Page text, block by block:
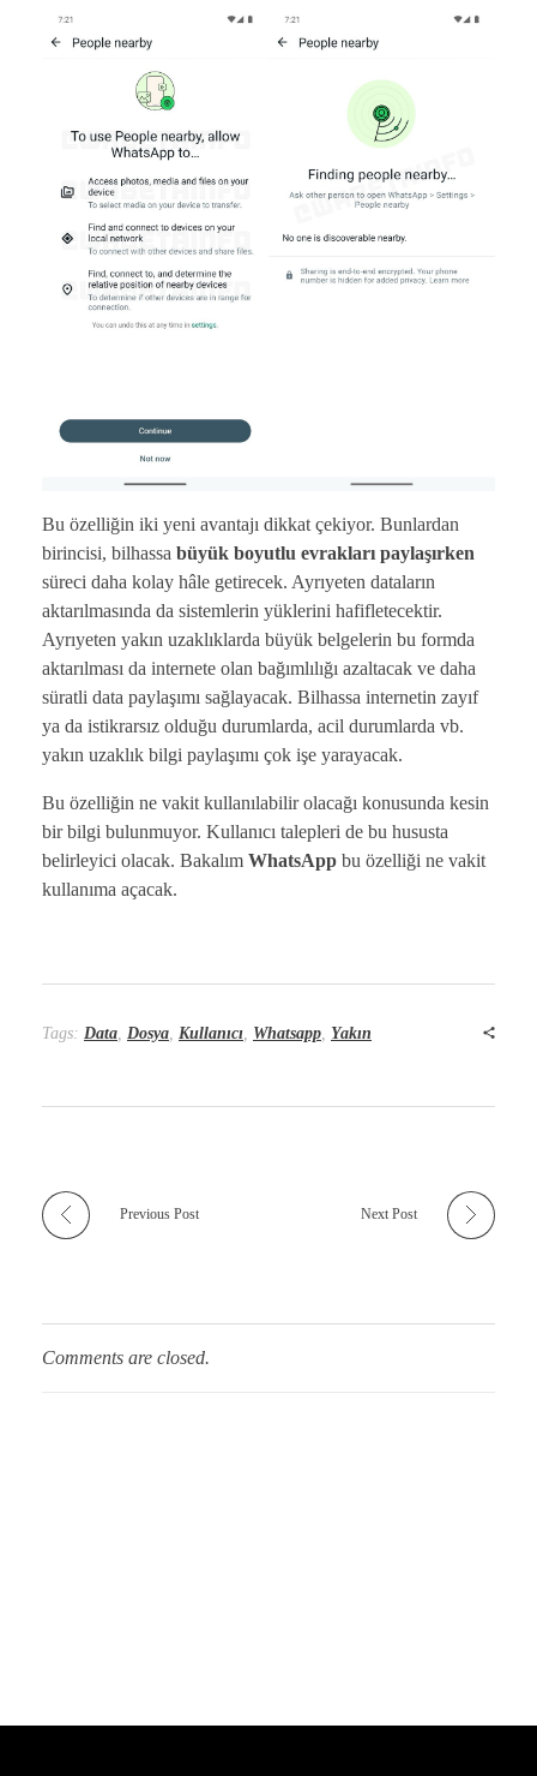
Bu özelliğin iki yeni avantajı dikkat çekiyor. Bunlardan
birincisi, bilhassa büyük boyutlu evrakları paylaşırken
süreci daha kolay hâle getirecek. Ayrıyeten dataların
aktarılmasında da sistemlerin yüklerini hafifletecektir.
Ayrıyeten yakın uzaklıklarda büyük belgelerin bu formda
aktarılması da internete olan bağımlılığı azaltacak ve daha
süratli data paylaşımı sağlayacak. Bilhassa internetin zayıf
ya da istikrarsız olduğu durumlarda, acil durumlarda vb.
yakın uzaklık bilgi paylaşımı çok işe yarayacak.
Bu özelliğin ne vakit kullanılabilir olacağı konusunda kesin
bir bilgi bulunmuyor. Kullanıcı talepleri de bu hususta
belirleyici olacak. Bakalım WhatsApp bu özelliği ne vakit
kullanıma açacak.
Tags: Data Dosya Kullanıcı Whatsapp Yakın
Previous Post Next Post
Comments are closed.